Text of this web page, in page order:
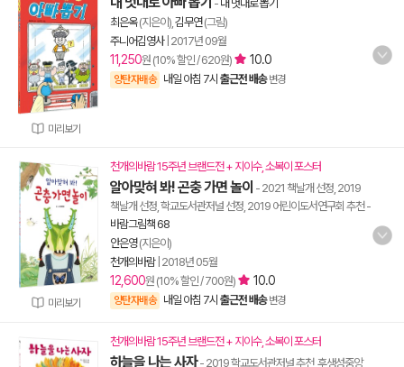
미리보기
- 내 멋대로 뽑기
최은옥(지은이), 김무연(그림)
주니어김영사| 2017년 09월
11,250원 (10% 할인 / 620원) 10.0
양탄자배송 내일 아침 7시 출근전 배송 변경
미리보기
천개의바람 15주년 브랜드전 + 지이수, 소복이 포스터
알아맞혀 봐! 곤충 가면 놀이 - 2021 책날개 선정, 2019
책날개 선정, 학교도서관저널 선정, 2019 어린이도서연구회 추천-
바람그림책 68
안은영(지은이)
천개의바람| 2018년 05월
12,600원 (10% 할인 / 700원) 10.0
양탄자배송 내일 아침 7시 출근전 배송 변경
천개의바람 15주년 브랜드전 + 지이수, 소복이 포스터
하늘을 나는 사자- 2019 학교도서관저널 추천, 후생성중앙